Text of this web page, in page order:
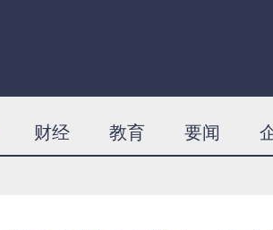
财经 教育 要闻